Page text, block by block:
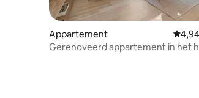
Appartement
Gerenoveerd appartement in het